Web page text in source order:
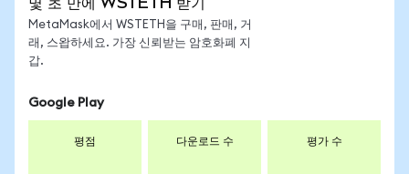
MetaMask에서 WSTETH을 구매, 판매, 거
래, 스왑하세요. 가장 신뢰받는 암호화폐 지
갑.
Google Play
평점 다운로드 수 평가 수